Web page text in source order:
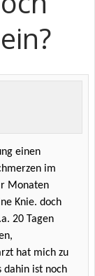
einen
im
Monaten
Knie. doch
20 Tagen
hat mich zu
dahin ist noch